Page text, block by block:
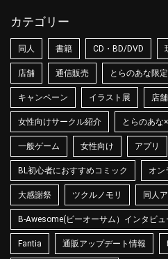
カテゴリー
同人 書籍 CD・BD/DVD
店舗 通信販売 とらのあな限
キャンペーン イラスト展 店
女性向けサークル紹介 とらのあな
一般ゲーム 女性向け アプリ
BL初心者におすすめコミック オン
大感謝祭 ツクルノモリ 同人
B-Awesome(ビーオーサム）インタビュ
Fantia 通販アップデート情報